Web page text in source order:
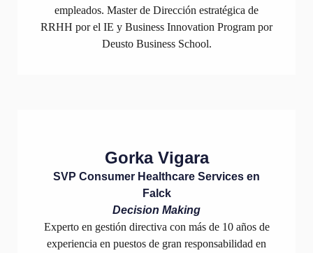
empleados. Master de Dirección estratégica de
RRHH por el IE y Business Innovation Program por
Deusto Business School.
Gorka Vigara
SVP Consumer Healthcare Services en
Falck
Decision Making
Experto en gestión directiva con más de 10 años de
experiencia en puestos de gran responsabilidad en